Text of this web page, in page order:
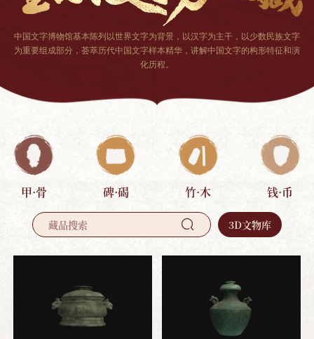
中国文字博物馆基本陈列以世界文字为背景 ， 以汉字为主干，以少数民族文字
为重要组成部分 ， 荟萃历代中国文字样本精华，讲解中国文字的构形特征和演
化历程 。
甲·骨 碑·碣 竹·木 钱·币
 3D文物库